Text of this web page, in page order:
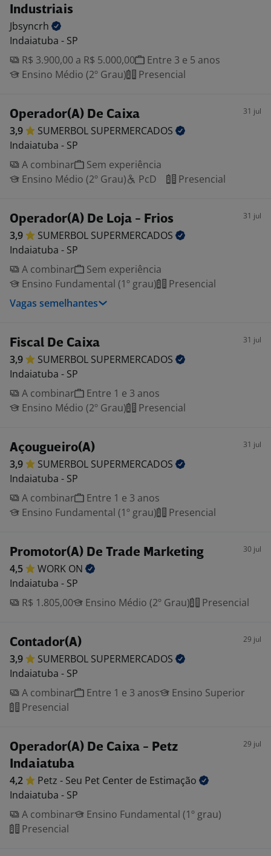
Industriais
Jbsyncrh
Indaiatuba - SP
R$ 3.900,00 a R$ 5.000,00
Entre 3 e 5 anos
Ensino Médio (2º Grau)
Presencial
Operador(A) De Caixa 31 jul
3,9 SUMERBOL SUPERMERCADOS
Indaiatuba - SP
A combinar
Sem experiência
Ensino Médio (2º Grau)
PcD Presencial
Operador(A) De Loja - Frios 31 jul
3,9 SUMERBOL SUPERMERCADOS
Indaiatuba - SP
A combinar
Sem experiência
Ensino Fundamental (1º grau)
Presencial
Vagas semelhantes
Fiscal De Caixa 31 jul
3,9 SUMERBOL SUPERMERCADOS
Indaiatuba - SP
A combinar
Entre 1 e 3 anos
Ensino Médio (2º Grau)
Presencial
Açougueiro(A) 31 jul
3,9 SUMERBOL SUPERMERCADOS
Indaiatuba - SP
A combinar
Entre 1 e 3 anos
Ensino Fundamental (1º grau)
Presencial
Promotor(A) De Trade Marketing 30 jul
4,5 WORK ON
Indaiatuba - SP
R$ 1.805,00
Ensino Médio (2º Grau) Presencial
Contador(A) 29 jul
3,9 SUMERBOL SUPERMERCADOS
Indaiatuba - SP
A combinar
Entre 1 e 3 anos
Ensino Superior
Presencial
Operador(A) De Caixa - Petz
Indaiatuba
29 jul
4,2 Petz - Seu Pet Center de Estimação
Indaiatuba - SP
A combinar
Ensino Fundamental (1º grau)
Presencial